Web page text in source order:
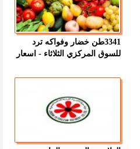
3341طن خضار وفواكه ترد
للسوق المركزي الثلاثاء - اسعار